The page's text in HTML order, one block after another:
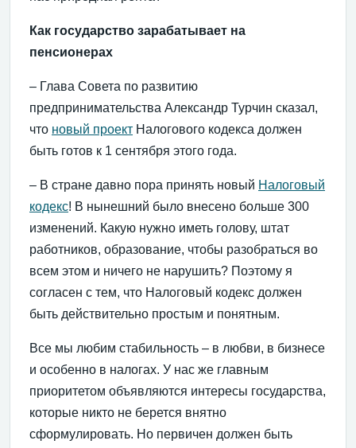
Как государство зарабатывает на
пенсионерах
– Глава Совета по развитию
предпринимательства Александр Турчин сказал,
что новый проект Налогового кодекса должен
быть готов к 1 сентября этого года.
– В стране давно пора принять новый Налоговый
кодекс! В нынешний было внесено больше 300
изменений. Какую нужно иметь голову, штат
работников, образование, чтобы разобраться во
всем этом и ничего не нарушить? Поэтому я
согласен с тем, что Налоговый кодекс должен
быть действительно простым и понятным.
Все мы любим стабильность – в любви, в бизнесе
и особенно в налогах. У нас же главным
приоритетом объявляются интересы государства,
которые никто не берется внятно
сформулировать. Но первичен должен быть